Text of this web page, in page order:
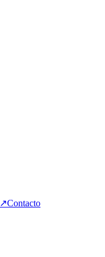
↗Contacto